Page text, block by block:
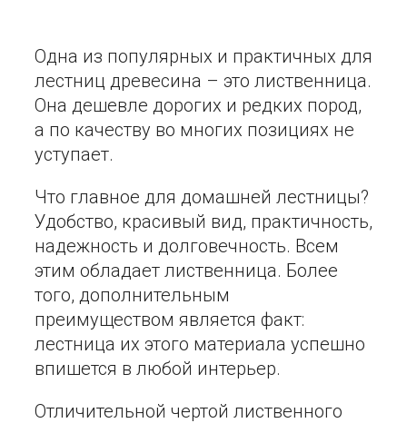
Одна из популярных и практичных для
лестниц древесина – это лиственница.
Она дешевле дорогих и редких пород,
а по качеству во многих позициях не
уступает.
Что главное для домашней лестницы?
Удобство, красивый вид, практичность,
надежность и долговечность. Всем
этим обладает лиственница. Более
того, дополнительным
преимуществом является факт:
лестница их этого материала успешно
впишется в любой интерьер.
Отличительной чертой лиственного